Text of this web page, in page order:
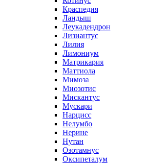
Краспедия
Ландыш
Леукадендрон
Лизиантус
Лилия
Лимониум
Матрикария
Маттиола
Мимоза
Миозотис
Мискантус
Мускари
Нарцисс
Нелумбо
Нерине
Нутан
Озотамнус
Оксипеталум